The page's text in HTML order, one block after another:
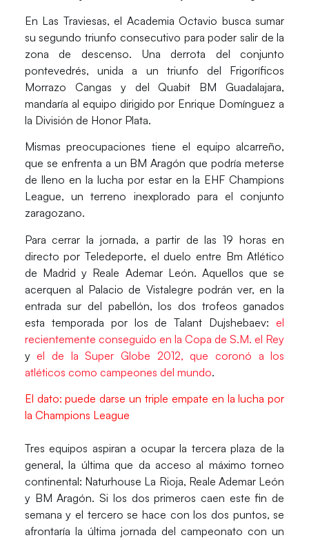
En Las Traviesas, el Academia Octavio busca sumar
su segundo triunfo consecutivo para poder salir de la
zona de descenso. Una derrota del conjunto
pontevedrés, unida a un triunfo del Frigoríficos
Morrazo Cangas y del Quabit BM Guadalajara,
mandaría al equipo dirigido por Enrique Domínguez a
la División de Honor Plata.
Mismas preocupaciones tiene el equipo alcarreño,
que se enfrenta a un BM Aragón que podría meterse
de lleno en la lucha por estar en la EHF Champions
League, un terreno inexplorado para el conjunto
zaragozano.
Para cerrar la jornada, a partir de las 19 horas en
directo por Teledeporte, el duelo entre Bm Atlético
de Madrid y Reale Ademar León. Aquellos que se
acerquen al Palacio de Vistalegre podrán ver, en la
entrada sur del pabellón, los dos trofeos ganados
esta temporada por los de Talant Dujshebaev:el
recientemente conseguido en la Copa de S.M. el Rey
yel de la Super Globe 2012, que coronó a los
atléticos como campeones del mundo.
El dato: puede darse un triple empate en la lucha por
la Champions League
Tres equipos aspiran a ocupar la tercera plaza de la
general, la última que da acceso al máximo torneo
continental: Naturhouse La Rioja, Reale Ademar León
y BM Aragón. Si los dos primeros caen este fin de
semana y el tercero se hace con los dos puntos, se
afrontaría la última jornada del campeonato con un